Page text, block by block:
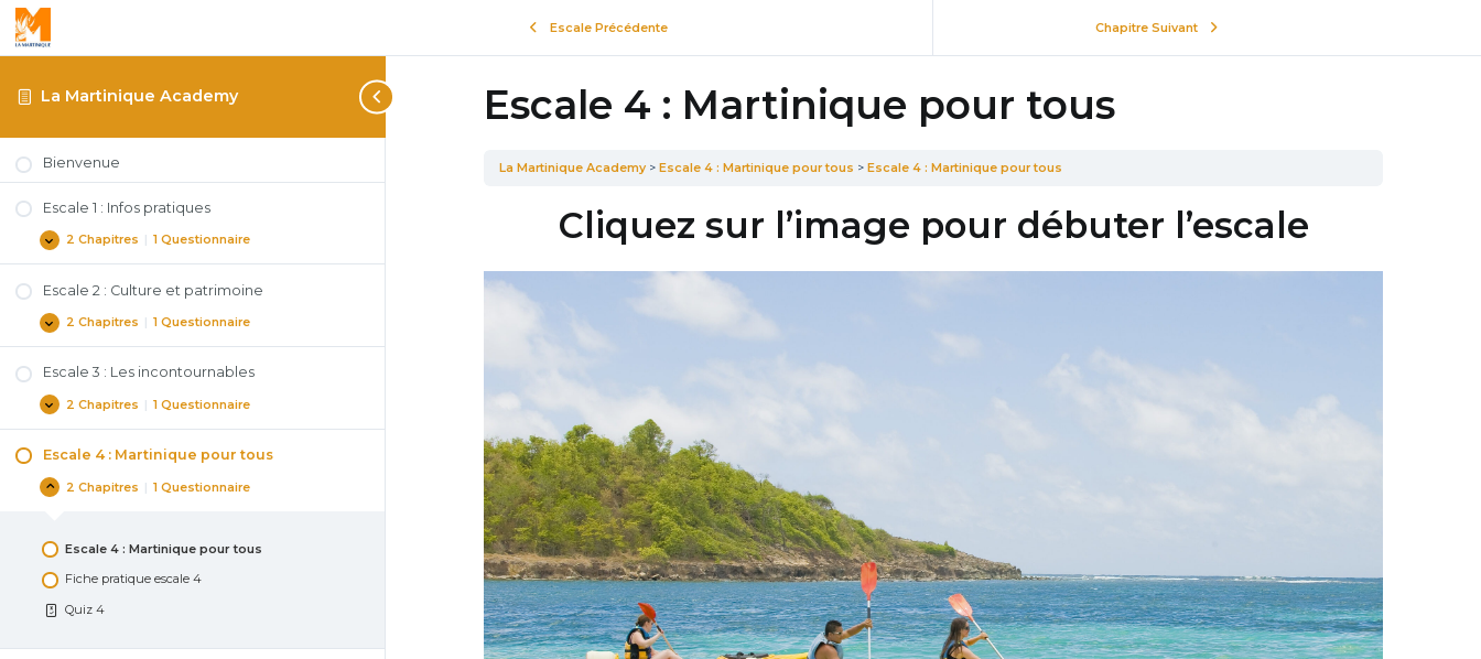
La Martinique Academy
Bienvenue
Escale 1 : Infos pratiques
2 Chapitres 1 Questionnaire
Escale 2 : Culture et patrimoine
2 Chapitres | 1 Questionnaire
Escale 3 : Les incontournables
2 Chapitres | 1 Questionnaire
Escale 4 : Martinique pour tous
2 Chapitres | 1 Questionnaire
Escale 4 : Martinique pour tous
Fiche pratique escale 4
Quiz 4
Escale Précédente Chapitre Suivant
Escale 4 : Martinique pour tous
La Martinique Academy Escale 4 : Martinique pour tous Escale 4 : Martinique pour tous
Cliquez sur l’image pour débuter l’escale